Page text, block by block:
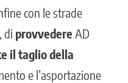
con le strade
di provvedere AD
il taglio della
e l’asportazione